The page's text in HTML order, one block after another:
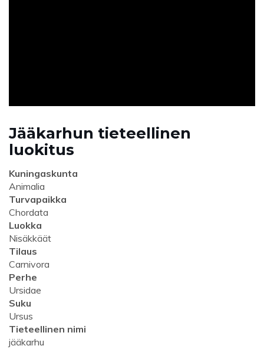
Jääkarhun tieteellinen
luokitus
Kuningaskunta
Animalia
Turvapaikka
Chordata
Luokka
Nisäkkäät
Tilaus
Carnivora
Perhe
Ursidae
Suku
Ursus
Tieteellinen nimi
jääkarhu